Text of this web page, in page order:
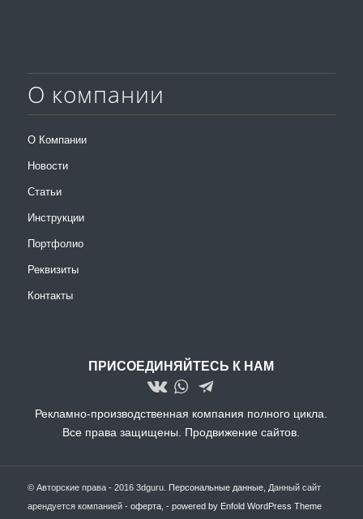
О компании
О Компании
Новости
Статьи
Инструкции
Портфолио
Реквизиты
Контакты
ПРИСОЕДИНЯЙТЕСЬ К НАМ
Рекламно-производственная компания полного цикла.
Все права защищены. Продвижение сайтов.
© Авторские права - 2016 3dguru. Персональные данные, Данный сайт
арендуется компанией - оферта, - powered by Enfold WordPress Theme